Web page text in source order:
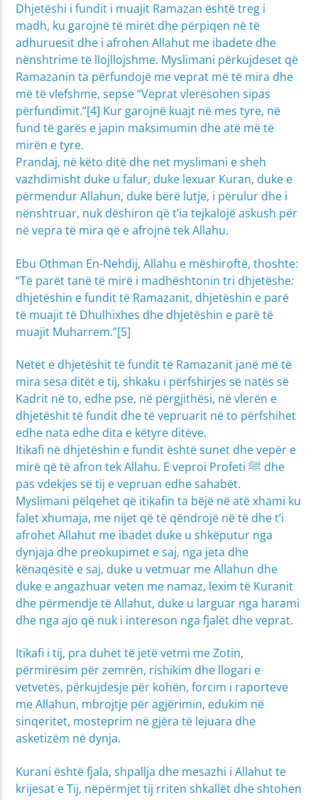
Dhjetëshi i fundit i muajit Ramazan është treg i
madh, ku garojnë të mirët dhe përpiqen në të
adhuruesit dhe i afrohen Allahut me ibadete dhe
nënshtrime të llojllojshme. Myslimani përkujdeset që
Ramazanin ta përfundojë me veprat më të mira dhe
më të vlefshme, sepse “Veprat vlerësohen sipas
përfundimit.”[4] Kur garojnë kuajt në mes tyre, në
fund të garës e japin maksimumin dhe atë më të
mirën e tyre.
Prandaj, në këto ditë dhe net myslimani e sheh
vazhdimisht duke u falur, duke lexuar Kuran, duke e
përmendur Allahun, duke bërë lutje, i përulur dhe i
nënshtruar, nuk dëshiron që t’ia tejkalojë askush për
në vepra të mira që e afrojnë tek Allahu.
Ebu Othman En-Nehdij, Allahu e mëshiroftë, thoshte:
“Të parët tanë të mirë i madhështonin tri dhjetëshe:
dhjetëshin e fundit të Ramazanit, dhjetëshin e parë
të muajit të Dhulhixhes dhe dhjetëshin e parë të
muajit Muharrem.”[5]
Netët e dhjetëshit të fundit të Ramazanit janë më të
mira sesa ditët e tij, shkaku i përfshirjes së natës së
Kadrit në to, edhe pse, në përgjithësi, në vlerën e
dhjetëshit të fundit dhe të vepruarit në to përfshihet
edhe nata edhe dita e këtyre ditëve.
Itikafi në dhjetëshin e fundit është sunet dhe vepër e
mirë që të afron tek Allahu. E veproi Profeti ﷺ dhe
pas vdekjes së tij e vepruan edhe sahabët.
Myslimani pëlqehet që itikafin ta bëjë në atë xhami ku
falet xhumaja, me nijet që të qëndrojë në të dhe t’i
afrohet Allahut me ibadet duke u shkëputur nga
dynjaja dhe preokupimet e saj, nga jeta dhe
kënaqësitë e saj, duke u vetmuar me Allahun dhe
duke e angazhuar veten me namaz, lexim të Kuranit
dhe përmendje të Allahut, duke u larguar nga harami
dhe nga ajo që nuk i intereson nga fjalët dhe veprat.
Itikafi i tij, pra duhet të jetë vetmi me Zotin,
përmirësim për zemrën, rishikim dhe llogari e
vetvetes, përkujdesje për kohën, forcim i raporteve
me Allahun, mbrojtje për agjërimin, edukim në
sinqeritet, mosteprim në gjëra të lejuara dhe
asketizëm në dynja.
Kurani është fjala, shpallja dhe mesazhi i Allahut te
krijesat e Tij, nëpërmjet tij rriten shkallët dhe shtohen